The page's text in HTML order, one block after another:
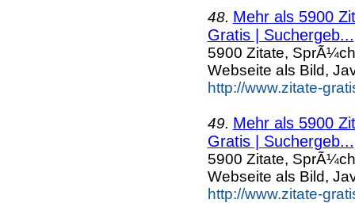
48. Mehr als 5900
Gratis | Suchergeb...
5900 Zitate,
Webseite als Bild,
http://www.zitate-
49. Mehr als 5900
Gratis | Suchergeb...
5900 Zitate,
Webseite als Bild,
http://www.zitate-